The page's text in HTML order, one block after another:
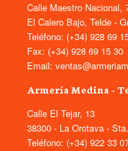
Calle Maestro Nacional,
El Calero Bajo, Telde -
Teléfono: (+34) 928 69
Fax: (+34) 928 69 15 30
Email:
Armería Medina -
Calle El Tejar, 13
38300 - La Orotava -
Teléfono: (+34) 922 33